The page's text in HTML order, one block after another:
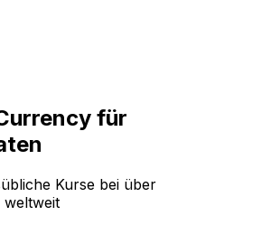
für
Kurse bei über